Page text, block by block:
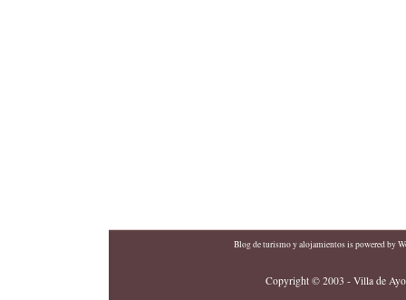
Blog de turismo y alojamientosis powered by
Copyright © 2003 - Villa de